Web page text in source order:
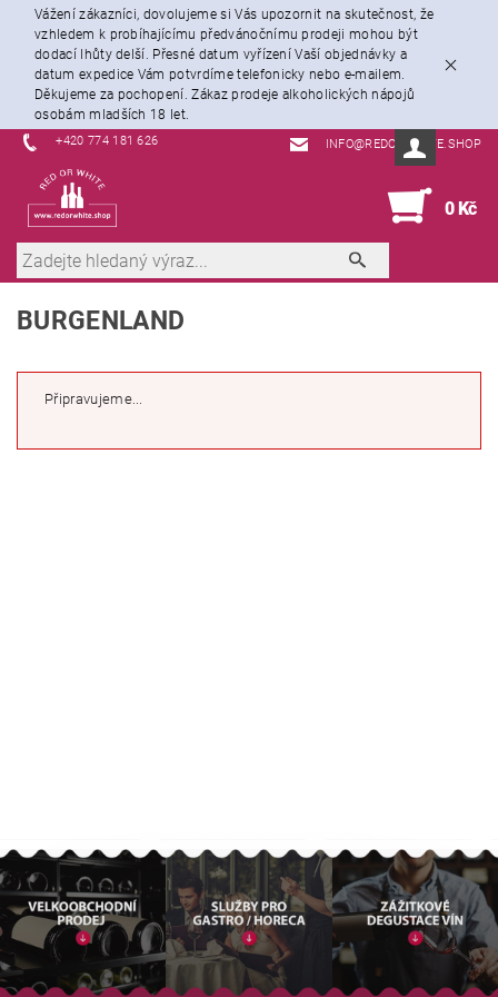
Vážení zákazníci, dovolujeme si Vás upozornit na skutečnost, že
vzhledem k probíhajícímu předvánočnímu prodeji mohou být
dodací lhůty delší. Přesné datum vyřízení Vaší objednávky a
datum expedice Vám potvrdíme telefonicky nebo e-mailem.
Děkujeme za pochopení. Zákaz prodeje alkoholických nápojů
osobám mladších 18 let.
+420 774 181 626 INFO@REDORWHITE.SHOP
0 Kč
BURGENLAND
Připravujeme...